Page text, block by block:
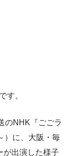
す。
のNHK『ごごラ
）に、大阪・毎
が出演した様子